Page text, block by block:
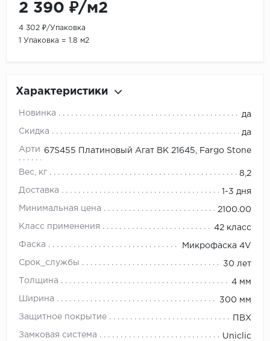
2 390 ₽/м2
4 302 ₽/Упаковка
1 Упаковка = 1.8 м2
Характеристики
Новинка да
Скидка да
Артикул67S455 Платиновый Агат ВК 21645, Fargo Stone
Вес, кг 8,2
Доставка 1-3 дня
Минимальная цена 2100.00
Класс применения 42 класс
Фаска Микрофаска 4V
Срок_службы 30 лет
Толщина 4 мм
Ширина 300 мм
Защитное покрытие ПВХ
Замковая система Uniclic